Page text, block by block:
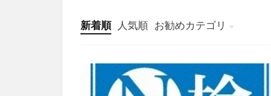
新着順 人気順 お勧めカテゴリ
投稿
学び
マンガ
電子書籍